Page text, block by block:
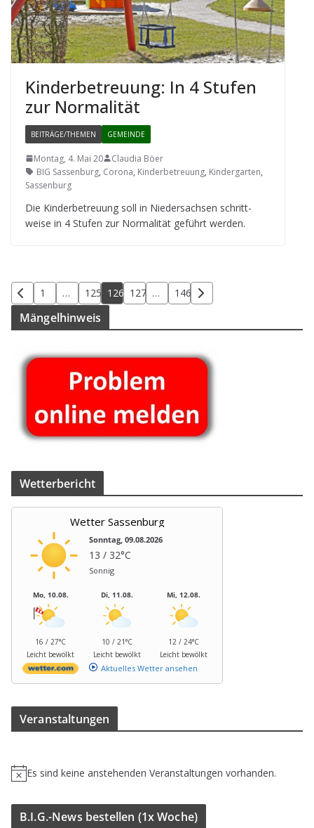
Kin­der­be­treu­ung: In 4 Stu­fen
zur Normalität
BEITRÄGE/THEMEN GEMEINDE
Montag, 4. Mai 20
Claudia Böer
BIG Sassenburg, Corona, Kinderbetreuung, Kindergarten,
Sassenburg
Die Kin­der­be­treu­ung soll in Nie­der­sach­sen schritt­
weise in 4 Stu­fen zur Nor­ma­li­tät geführt werden.
Seitennummerierung
der
Beiträge
1 … 125 126 127 … 146
Män­gel­hin­weis
Wet­ter­be­richt
Wetter Sassenburg
Sonntag, 09.08.2026
13 / 32°C
Sonnig
Mo, 10.08.
16 / 27°C
Leicht bewölkt
Di, 11.08.
10 / 21°C
Leicht bewölkt
Mi, 12.08.
12 / 24°C
Leicht bewölkt
Aktuelles Wetter ansehen
Ver­an­stal­tun­gen
H
Es sind keine anstehenden Veranstaltungen vorhanden.
B.I.G.-News bestel­len (1x Woche)